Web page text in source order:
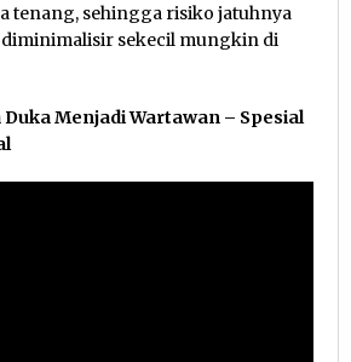
tenang, sehingga risiko jatuhnya
sekecil mungkin di
Duka Menjadi Wartawan – Spesial